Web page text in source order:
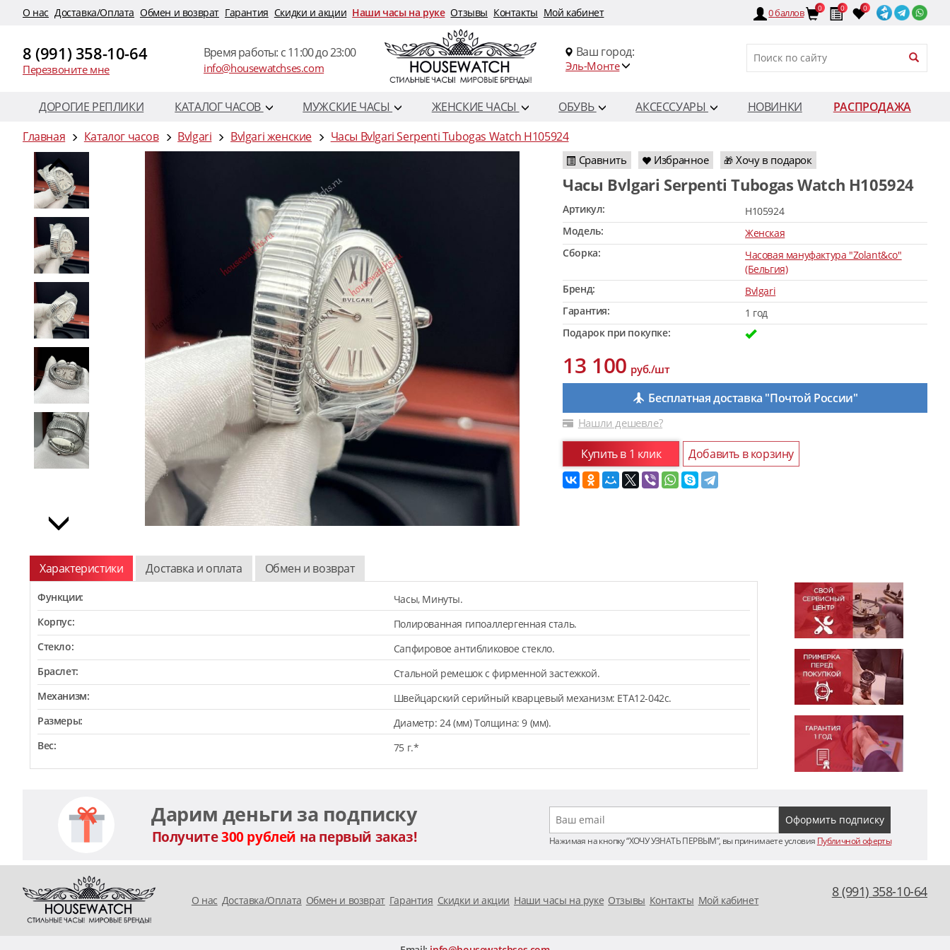
O нас Доставка/Оплата Обмен и возврат Гарантия Скидки и акции Наши часы на руке Отзывы Контакты Мой кабинет 0баллов 0 0 0
8 (991) 358-10-64
Перезвоните мне
Время работы: c 11:00 до 23:00
info@housewatchses.com
Ваш город:
Эль-Монте
ДОРОГИЕ РЕПЛИКИ КАТАЛОГ ЧАСОВ МУЖСКИЕ ЧАСЫ ЖЕНСКИЕ ЧАСЫ ОБУВЬ АКСЕССУАРЫ НОВИНКИ
РАСПРОДАЖА
Главная
Каталог часов Bvlgari Bvlgari женские Часы Bvlgari Serpenti Tubogas Watch H105924
Сравнить Избранное 🎁 Хочу в подарок
Часы Bvlgari Serpenti Tubogas Watch H105924
Артикул:
H105924
Модель:
Женская
Сборка:
Часовая мануфактура "Zolant&co"
(Бельгия)
Бренд:
Bvlgari
Гарантия:
1 год
Подарок при покупке:
13 100руб./шт
Бесплатная доставка "Почтой России"
Нашли дешевле?
Купить в 1 клик Добавить в корзину
Характеристики Доставка и оплата Обмен и возврат
Функции:
Часы, Минуты.
Корпус:
Полированная гипоаллергенная сталь.
Стекло:
Сапфировое антибликовое стекло.
Браслет:
Стальной ремешок с фирменной застежкой.
Механизм:
Швейцарский серийный кварцевый механизм: ETA12-042c.
Размеры:
Диаметр: 24 (мм) Толщина: 9 (мм).
Вес:
75 г.*
Дарим деньги за подписку
Получите300 рублей на первый заказ! Нажимая на кнопку “ХОЧУ УЗНАТЬ ПЕРВЫМ”, вы принимаете условия Публичной оферты
O нас Доставка/Оплата Обмен и возврат Гарантия Скидки и акции Наши часы на руке Отзывы Контакты Мой кабинет
8 (991) 358-10-64